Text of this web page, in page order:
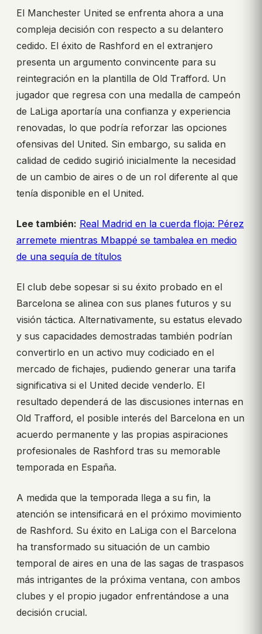
El Manchester United se enfrenta ahora a una
compleja decisión con respecto a su delantero
cedido. El éxito de Rashford en el extranjero
presenta un argumento convincente para su
reintegración en la plantilla de Old Trafford. Un
jugador que regresa con una medalla de campeón
de LaLiga aportaría una confianza y experiencia
renovadas, lo que podría reforzar las opciones
ofensivas del United. Sin embargo, su salida en
calidad de cedido sugirió inicialmente la necesidad
de un cambio de aires o de un rol diferente al que
tenía disponible en el United.
Lee también: Real Madrid en la cuerda floja: Pérez
arremete mientras Mbappé se tambalea en medio
de una sequía de títulos
El club debe sopesar si su éxito probado en el
Barcelona se alinea con sus planes futuros y su
visión táctica. Alternativamente, su estatus elevado
y sus capacidades demostradas también podrían
convertirlo en un activo muy codiciado en el
mercado de fichajes, pudiendo generar una tarifa
significativa si el United decide venderlo. El
resultado dependerá de las discusiones internas en
Old Trafford, el posible interés del Barcelona en un
acuerdo permanente y las propias aspiraciones
profesionales de Rashford tras su memorable
temporada en España.
A medida que la temporada llega a su fin, la
atención se intensificará en el próximo movimiento
de Rashford. Su éxito en LaLiga con el Barcelona
ha transformado su situación de un cambio
temporal de aires en una de las sagas de traspasos
más intrigantes de la próxima ventana, con ambos
clubes y el propio jugador enfrentándose a una
decisión crucial.